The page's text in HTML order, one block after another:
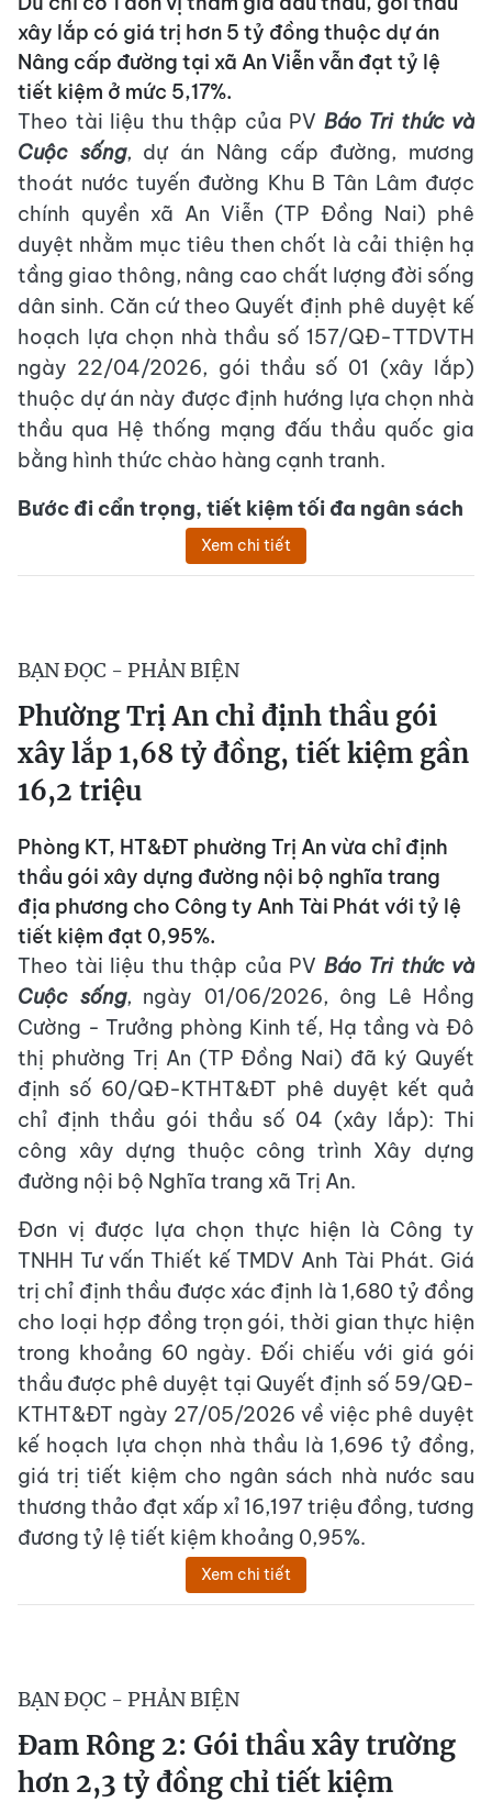
xây lắp có giá trị hơn 5 tỷ đồng thuộc dự án
Nâng cấp đường tại xã An Viễn vẫn đạt tỷ lệ
tiết kiệm ở mức 5,17%.
Theo tài liệu thu thập của PV Báo Tri thức và
Cuộc sống, dự án Nâng cấp đường, mương
thoát nước tuyến đường Khu B Tân Lâm được
chính quyền xã An Viễn (TP Đồng Nai) phê
duyệt nhằm mục tiêu then chốt là cải thiện hạ
tầng giao thông, nâng cao chất lượng đời sống
dân sinh. Căn cứ theo Quyết định phê duyệt kế
hoạch lựa chọn nhà thầu số 157/QĐ-TTDVTH
ngày 22/04/2026, gói thầu số 01 (xây lắp)
thuộc dự án này được định hướng lựa chọn nhà
thầu qua Hệ thống mạng đấu thầu quốc gia
bằng hình thức chào hàng cạnh tranh.
Bước đi cẩn trọng, tiết kiệm tối đa ngân sách
Xem chi tiết
BẠN ĐỌC - PHẢN BIỆN
Phường Trị An chỉ định thầu gói
xây lắp 1,68 tỷ đồng, tiết kiệm gần
16,2 triệu
Phòng KT, HT&ĐT phường Trị An vừa chỉ định
thầu gói xây dựng đường nội bộ nghĩa trang
địa phương cho Công ty Anh Tài Phát với tỷ lệ
tiết kiệm đạt 0,95%.
Theo tài liệu thu thập của PV Báo Tri thức và
Cuộc sống, ngày 01/06/2026, ông Lê Hồng
Cường - Trưởng phòng Kinh tế, Hạ tầng và Đô
thị phường Trị An (TP Đồng Nai) đã ký Quyết
định số 60/QĐ-KTHT&ĐT phê duyệt kết quả
chỉ định thầu gói thầu số 04 (xây lắp): Thi
công xây dựng thuộc công trình Xây dựng
đường nội bộ Nghĩa trang xã Trị An.
Đơn vị được lựa chọn thực hiện là Công ty
TNHH Tư vấn Thiết kế TMDV Anh Tài Phát. Giá
trị chỉ định thầu được xác định là 1,680 tỷ đồng
cho loại hợp đồng trọn gói, thời gian thực hiện
trong khoảng 60 ngày. Đối chiếu với giá gói
thầu được phê duyệt tại Quyết định số 59/QĐ-
KTHT&ĐT ngày 27/05/2026 về việc phê duyệt
kế hoạch lựa chọn nhà thầu là 1,696 tỷ đồng,
giá trị tiết kiệm cho ngân sách nhà nước sau
thương thảo đạt xấp xỉ 16,197 triệu đồng, tương
đương tỷ lệ tiết kiệm khoảng 0,95%.
Xem chi tiết
BẠN ĐỌC - PHẢN BIỆN
Đam Rông 2: Gói thầu xây trường
hơn 2,3 tỷ đồng chỉ tiết kiệm